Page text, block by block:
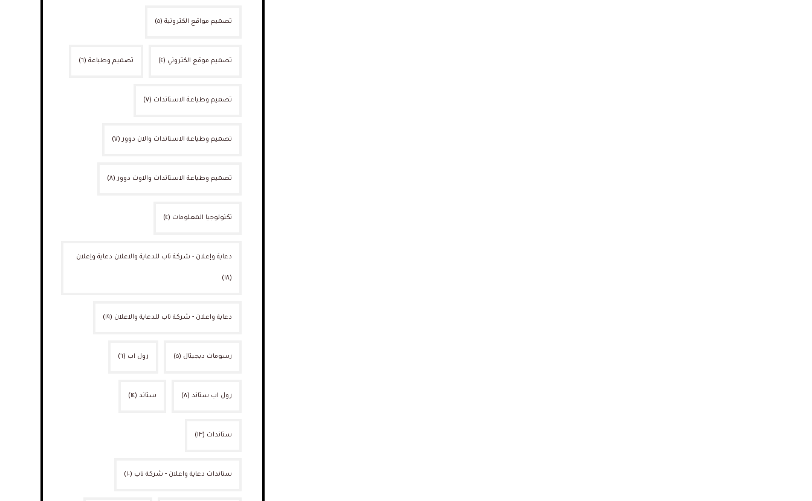
تصميم مواقع الكترونية(٥)
تصميم موقع الكتروني (٤) تصميم وطباعة(٦)
تصميم وطباعة الاستاندات (٧)
تصميم وطباعة الاستاندات والان دوور (٧)
تصميم وطباعة الاستاندات والاوت دوور (٨)
تكنولوجيا المعلومات (٤)
دعاية وإعلان - شركة ناب للدعاية والاعلان دعاية وإعلان
(١٨)
دعاية واعلان - شركة ناب للدعاية والاعلان (١٩)
رسومات ديجيتال (٥) رول اب (٦)
رول اب ستاند(٨) ستاند(١٤)
ستاندات (١٣)
ستاندات دعاية واعلان - شركة ناب (١٠)